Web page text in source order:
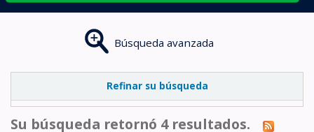
Búsqueda avanzada
Refinar su búsqueda
Su búsqueda retornó 4 resultados.